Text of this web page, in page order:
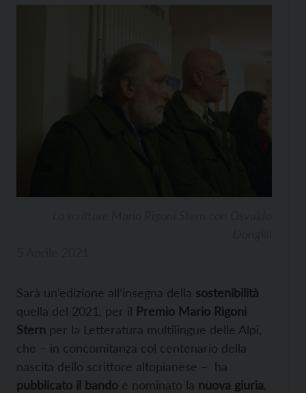
Sarà un’edizione all’insegna della sostenibilità
quella del 2021, per il Premio Mario Rigoni
Stern per la Letteratura multilingue delle Alpi,
che – in concomitanza col centenario della
nascita dello scrittore altopianese – ha
pubblicato il bando e nominato la nuova giuria